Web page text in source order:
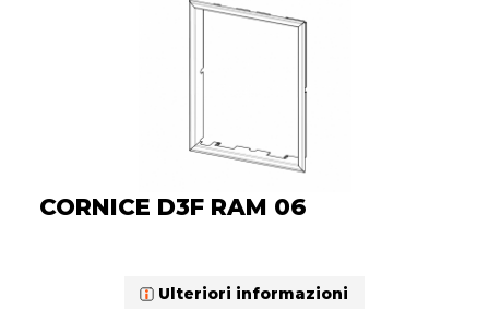
CORNICE D3F RAM 06
Ulteriori informazioni